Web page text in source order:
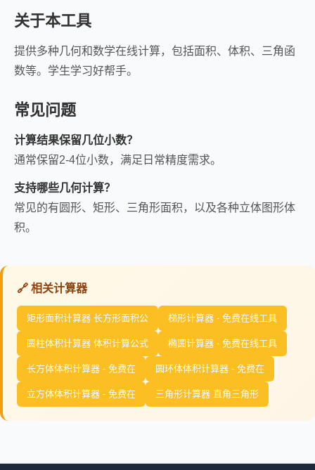
关于本工具
提供多种几何和数学在线计算，包括面积、体积、三角函
数等。学生学习好帮手。
常见问题
计算结果保留几位小数？
通常保留2-4位小数，满足日常精度需求。
支持哪些几何计算？
常见的有圆形、矩形、三角形面积，以及各种立体图形体
积。
🔗 相关计算器
矩形面积计算器 长方形面积公 梯形计算器 - 免费在线工具
圆柱体积计算器 体积计算公式 椭圆计算器 - 免费在线工具
长方体体积计算器 - 免费在 圆环体体积计算器 - 免费在
立方体体积计算器 - 免费在 三角形计算器 直角三角形